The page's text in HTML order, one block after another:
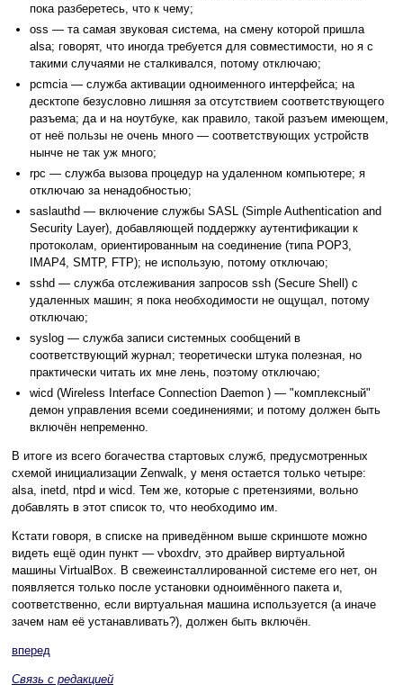
пока разберетесь, что к чему;
oss — та самая звуковая система, на смену которой пришла
alsa; говорят, что иногда требуется для совместимости, но я с
такими случаями не сталкивался, потому отключаю;
pcmcia — служба активации одноименного интерфейса; на
десктопе безусловно лишняя за отсутствием соответствующего
разъема; да и на ноутбуке, как правило, такой разъем имеющем,
от неё пользы не очень много — соответствующих устройств
нынче не так уж много;
rpc — служба вызова процедур на удаленном компьютере; я
отключаю за ненадобностью;
saslauthd — включение службы SASL (Simple Authentication and
Security Layer), добавляющей поддержку аутентификации к
протоколам, ориентированным на соединение (типа POP3,
IMAP4, SMTP, FTP); не использую, потому отключаю;
sshd — служба отслеживания запросов ssh (Secure Shell) с
удаленных машин; я пока необходимости не ощущал, потому
отключаю;
syslog — служба записи системных сообщений в
соответствующий журнал; теоретически штука полезная, но
практически читать их мне лень, поэтому отключаю;
wicd (Wireless Interface Connection Daemon ) — "комплексный"
демон управления всеми соединениями; и потому должен быть
включён непременно.
В итоге из всего богачества стартовых служб, предусмотренных
схемой инициализации Zenwalk, у меня остается только четыре:
alsa, inetd, ntpd и wicd. Тем же, которые с претензиями, вольно
добавлять в этот список то, что необходимо им.
Кстати говоря, в списке на приведённом выше скриншоте можно
видеть ещё один пункт — vboxdrv, это драйвер виртуальной
машины VirtualBox. В свежеинсталлированной системе его нет, он
появляется только после установки одноимённого пакета и,
соответственно, если виртуальная машина используется (а иначе
зачем нам её устанавливать?), должен быть включён.
вперед
Связь с редакцией